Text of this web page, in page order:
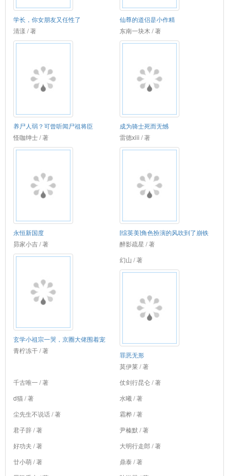
学长，你女朋友又任性了
清漾 / 著
仙尊的道侣是小作精
东南一块木 / 著
养尸人弱？可曾听闻尸祖将臣
怪咖绅士 / 著
成为骑士死而无憾
雷德xiii / 著
永恒新国度
昴家小吉 / 著
[综英美]角色扮演的风吹到了崩铁
醉影疏星 / 著
玄学小祖宗一哭，京圈大佬围着宠
青柠冻干 / 著
幻山 / 著
罪恶无形
莫伊莱 / 著
千古唯一 / 著
仗剑行昆仑 / 著
d猫 / 著
水曦 / 著
尘先生不说话 / 著
霜桦 / 著
君子辞 / 著
尹榛默 / 著
好功夫 / 著
大明行走郎 / 著
廿小萌 / 著
鼎泰 / 著